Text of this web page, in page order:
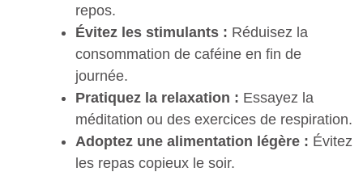
repos.
Évitez les stimulants : Réduisez la
consommation de caféine en fin de
journée.
Pratiquez la relaxation : Essayez la
méditation ou des exercices de respiration.
Adoptez une alimentation légère : Évitez
les repas copieux le soir.